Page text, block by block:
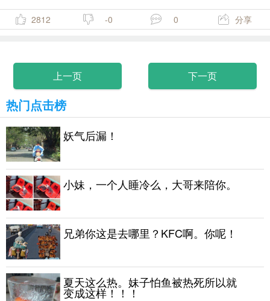
2812 -0 0 分享
上一页 下一页
热门点击榜
妖气后漏！
小妹，一个人睡冷么，大哥来陪你。
兄弟你这是去哪里？KFC啊。你呢！
夏天这么热。妹子怕鱼被热死所以就
变成这样！！！